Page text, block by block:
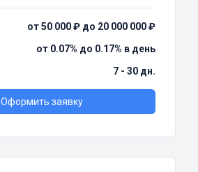
от 50 000 ₽ до 20 000 000 ₽
от 0.07% до 0.17% в день
7 - 30 дн.
Оформить заявку